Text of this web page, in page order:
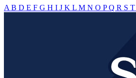
A B D E F G H I J K L M N O PQ R S T